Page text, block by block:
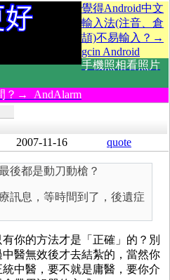
覺得Android中文
輸入法(注音、倉
頡)不易輸入？→
gcin Android
手機照相看照片
？→ AndAlarm
2007-11-16 quote
後都是動刀動槍？
訊息，等時間到了，後遺症
你的方法才是「正確」的？別
醫無效後才去結紮的，當然你
中醫，要不就是庸醫，要你介